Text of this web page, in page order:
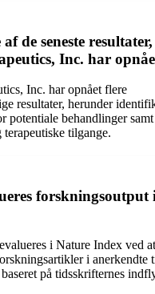
de seneste resultater,
Inc. har
Inc. har opnået flere
resultater, herunder
potentiale behandlinger
tilgange.
forskningsoutput
i Nature Index ved
i anerkendte
på tidsskrifternes